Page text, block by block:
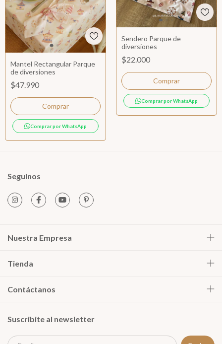
Mantel Rectangular Parque
de diversiones
$47.990
Comprar
Comprar por WhatsApp
Sendero Parque de
diversiones
$22.000
Comprar por WhatsApp
Seguinos
Nuestra Empresa
Tienda
Contáctanos
Suscribite al newsletter